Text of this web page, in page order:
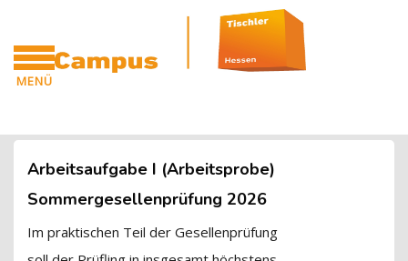
MENÜ
Zum Hauptinhalt
Blöcke
Blöcke
Arbeitsaufgabe I (Arbeitsprobe)
Sommergesellenprüfung 2026
Im praktischen Teil der Gesellenprüfung